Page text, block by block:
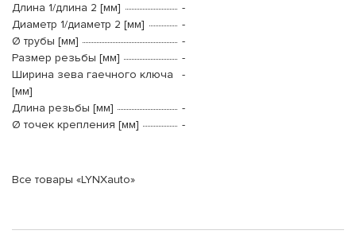
Длина 1/длина 2 [мм]
-
Диаметр 1/диаметр 2 [мм]
-
Ø трубы [мм]
-
Размер резьбы [мм]
-
Ширина зева гаечного ключа
[мм]
-
Длина резьбы [мм]
-
Ø точек крепления [мм]
-
Все товары «LYNXauto»